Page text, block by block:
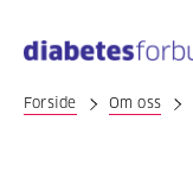
hovedinnhold
Forside Om oss